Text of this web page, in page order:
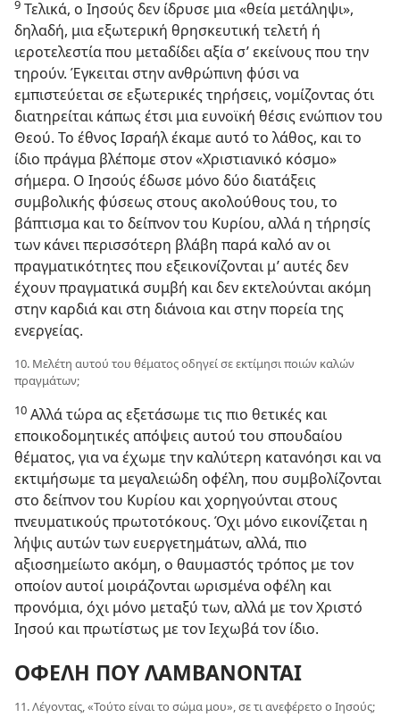
9 Τελικά, ο Ιησούς δεν ίδρυσε μια «θεία μετάληψι»,
δηλαδή, μια εξωτερική θρησκευτική τελετή ή
ιεροτελεστία που μεταδίδει αξία σ’ εκείνους που την
τηρούν. Έγκειται στην ανθρώπινη φύσι να
εμπιστεύεται σε εξωτερικές τηρήσεις, νομίζοντας ότι
διατηρείται κάπως έτσι μια ευνοϊκή θέσις ενώπιον του
Θεού. Το έθνος Ισραήλ έκαμε αυτό το λάθος, και το
ίδιο πράγμα βλέπομε στον «Χριστιανικό κόσμο»
σήμερα. Ο Ιησούς έδωσε μόνο δύο διατάξεις
συμβολικής φύσεως στους ακολούθους του, το
βάπτισμα και το δείπνον του Κυρίου, αλλά η τήρησίς
των κάνει περισσότερη βλάβη παρά καλό αν οι
πραγματικότητες που εξεικονίζονται μ’ αυτές δεν
έχουν πραγματικά συμβή και δεν εκτελούνται ακόμη
στην καρδιά και στη διάνοια και στην πορεία της
ενεργείας.
10. Μελέτη αυτού του θέματος οδηγεί σε εκτίμησι ποιών καλών
πραγμάτων;
10 Αλλά τώρα ας εξετάσωμε τις πιο θετικές και
εποικοδομητικές απόψεις αυτού του σπουδαίου
θέματος, για να έχωμε την καλύτερη κατανόησι και να
εκτιμήσωμε τα μεγαλειώδη οφέλη, που συμβολίζονται
στο δείπνον του Κυρίου και χορηγούνται στους
πνευματικούς πρωτοτόκους. Όχι μόνο εικονίζεται η
λήψις αυτών των ευεργετημάτων, αλλά, πιο
αξιοσημείωτο ακόμη, ο θαυμαστός τρόπος με τον
οποίον αυτοί μοιράζονται ωρισμένα οφέλη και
προνόμια, όχι μόνο μεταξύ των, αλλά με τον Χριστό
Ιησού και πρωτίστως με τον Ιεχωβά τον ίδιο.
ΟΦΕΛΗ ΠΟΥ ΛΑΜΒΑΝΟΝΤΑΙ
11. Λέγοντας, «Τούτο είναι το σώμα μου», σε τι ανεφέρετο ο Ιησούς;